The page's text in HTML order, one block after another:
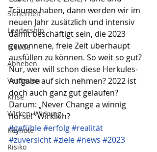
Sicherheit
Leadership
Freude
Abheben
Vertrauen
Krise
Wirken, Wirkung
Keynote
Risiko
Träume haben, dann werden wir im
neuen Jahr zusätzlich und intensiv
damit beschäftigt sein, die 2023
gewonnene, freie Zeit überhaupt
ausfüllen zu können. So weit so gut?
Nur, wer will schon diese Herkules-
Aufgabe auf sich nehmen? 2022 ist
doch auch ganz gut gelaufen?
Darum: „Never Change a winnig
horse!“ Wirklich?
#gefühle#erfolg#realität
#zuversicht#ziele#news #2023